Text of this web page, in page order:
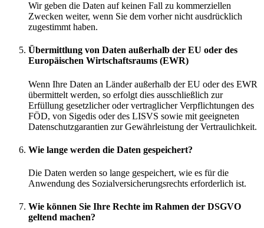
Wir geben die Daten auf keinen Fall zu kommerziellen
Zwecken weiter, wenn Sie dem vorher nicht ausdrücklich
zugestimmt haben.
Übermittlung von Daten außerhalb der EU oder des
Europäischen Wirtschaftsraums (EWR)
Wenn Ihre Daten an Länder außerhalb der EU oder des EWR
übermittelt werden, so erfolgt dies ausschließlich zur
Erfüllung gesetzlicher oder vertraglicher Verpflichtungen des
FÖD, von Sigedis oder des LISVS sowie mit geeigneten
Datenschutzgarantien zur Gewährleistung der Vertraulichkeit.
Wie lange werden die Daten gespeichert?
Die Daten werden so lange gespeichert, wie es für die
Anwendung des Sozialversicherungsrechts erforderlich ist.
Wie können Sie Ihre Rechte im Rahmen der DSGVO
geltend machen?